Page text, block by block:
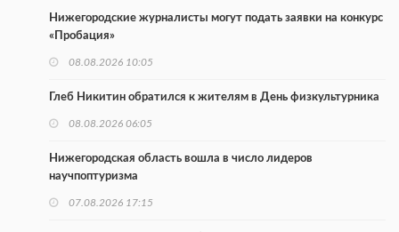
Нижегородские журналисты могут подать заявки на конкурс
«Пробация»
08.08.2026 10:05
Глеб Никитин обратился к жителям в День физкультурника
08.08.2026 06:05
Нижегородская область вошла в число лидеров
научпоптуризма
07.08.2026 17:15